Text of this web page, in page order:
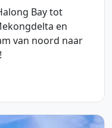
Bay tot
en
van noord naar